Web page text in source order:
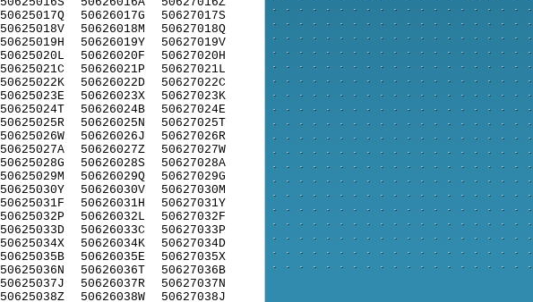
50625017Q
50625018V
50625019H
50625020L
50625021C
50625022K
50625023E
50625024T
50625025R
50625026W
50625027A
50625028G
50625029M
50625030Y
50625031F
50625032P
50625033D
50625034X
50625035B
50625036N
50625037J
50625038Z
50626017G
50626018M
50626019Y
50626020F
50626021P
50626022D
50626023X
50626024B
50626025N
50626026J
50626027Z
50626028S
50626029Q
50626030V
50626031H
50626032L
50626033C
50626034K
50626035E
50626036T
50626037R
50626038W
50627017S
50627018Q
50627019V
50627020H
50627021L
50627022C
50627023K
50627024E
50627025T
50627026R
50627027W
50627028A
50627029G
50627030M
50627031Y
50627032F
50627033P
50627034D
50627035X
50627036B
50627037N
50627038J